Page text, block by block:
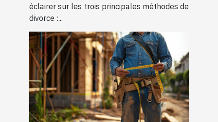
éclairer sur les trois principales méthodes de
divorce :...